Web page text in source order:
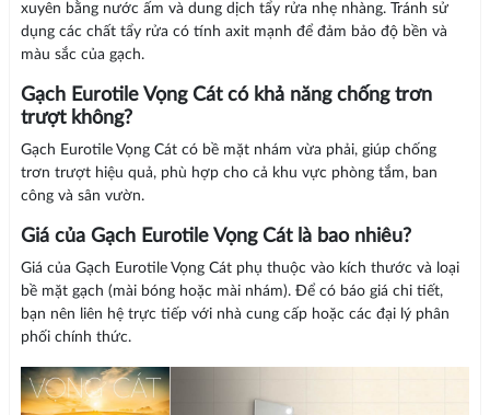
xuyên bằng nước ấm và dung dịch tẩy rửa nhẹ nhàng. Tránh sử
dụng các chất tẩy rửa có tính axit mạnh để đảm bảo độ bền và
màu sắc của gạch.
Gạch Eurotile Vọng Cát có khả năng chống trơn
trượt không?
Gạch Eurotile Vọng Cát có bề mặt nhám vừa phải, giúp chống
trơn trượt hiệu quả, phù hợp cho cả khu vực phòng tắm, ban
công và sân vườn.
Giá của Gạch Eurotile Vọng Cát là bao nhiêu?
Giá của Gạch Eurotile Vọng Cát phụ thuộc vào kích thước và loại
bề mặt gạch (mài bóng hoặc mài nhám). Để có báo giá chi tiết,
bạn nên liên hệ trực tiếp với nhà cung cấp hoặc các đại lý phân
phối chính thức.